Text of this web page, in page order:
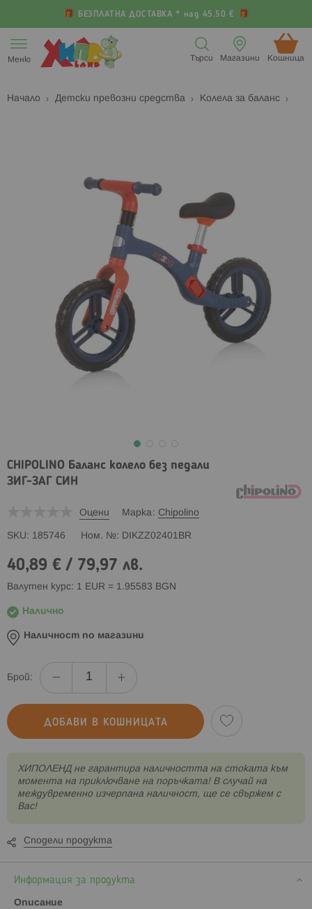
БЕЗПЛАТНА ДОСТАВКА * над 45.50 €
към
съдържанието
Меню Кошница (
Магазини
Търси
Начало Детски превозни средства Колела за баланс
CHIPOLINO Баланс колело без педали
ЗИГ-ЗАГ СИН
Оцени Марка Chipolino
SKU 185746 Ном. № DIKZZ02401BR
40,89 € / 79,97 лв.
Валутен курс: 1 EUR = 1.95583 BGN
Налично
Наличност по магазини
Брой:
ДОБАВИ В КОШНИЦАТА
XИПОЛЕНД не гарантира наличността на стоката към
момента на приключване на поръчката! В случай на
междувременно изчерпана наличност, ще се свържем с
Вас!
Сподели продукта
Информация за продукта
Описание